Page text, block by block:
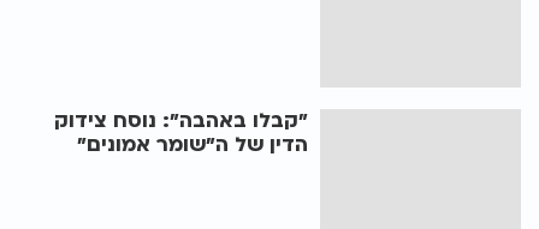
"קבלו באהבה": נוסח צידוק
הדין של ה"שומר אמונים"